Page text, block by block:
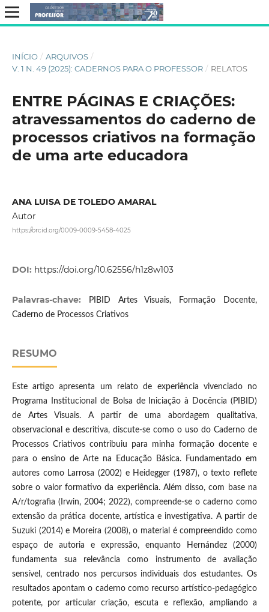
INÍCIO / ARQUIVOS /
V. 1 N. 49 (2025): CADERNOS PARA O PROFESSOR / RELATOS
ENTRE PÁGINAS E CRIAÇÕES:
atravessamentos do caderno de
processos criativos na formação
de uma arte educadora
ANA LUISA DE TOLEDO AMARAL
Autor
https://orcid.org/0009-0009-5458-4025
DOI: https://doi.org/10.62556/h1z8w103
Palavras-chave:
PIBID Artes Visuais, Formação Docente,
Caderno de Processos Criativos
RESUMO
Este artigo apresenta um relato de experiência vivenciado no
Programa Institucional de Bolsa de Iniciação à Docência (PIBID)
de Artes Visuais. A partir de uma abordagem qualitativa,
observacional e descritiva, discute-se como o uso do Caderno de
Processos Criativos contribuiu para minha formação docente e
para o ensino de Arte na Educação Básica. Fundamentado em
autores como Larrosa (2002) e Heidegger (1987), o texto reflete
sobre o valor formativo da experiência. Além disso, com base na
A/r/tografia (Irwin, 2004; 2022), compreende-se o caderno como
extensão da prática docente, artística e investigativa. A partir de
Suzuki (2014) e Moreira (2008), o material é compreendido como
espaço de autoria e expressão, enquanto Hernández (2000)
fundamenta sua relevância como instrumento de avaliação
sensível, centrado nos percursos individuais dos estudantes. Os
resultados apontam o caderno como recurso artístico-pedagógico
potente, por articular criação, escuta e reflexão, ampliando a